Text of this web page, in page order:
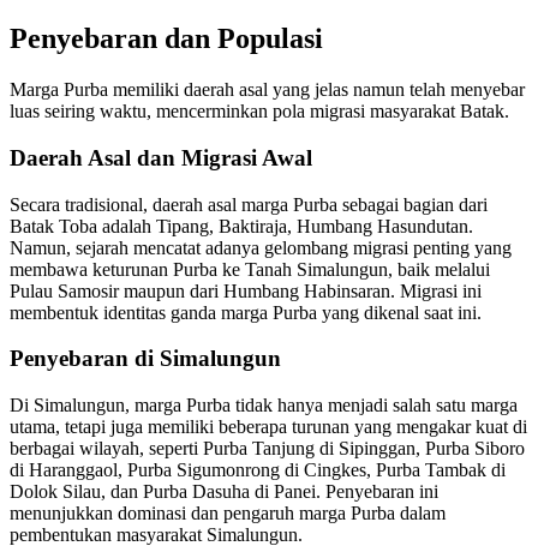
Penyebaran dan Populasi
Marga Purba memiliki daerah asal yang jelas namun telah menyebar
luas seiring waktu, mencerminkan pola migrasi masyarakat Batak.
Daerah Asal dan Migrasi Awal
Secara tradisional, daerah asal marga Purba sebagai bagian dari
Batak Toba adalah Tipang, Baktiraja, Humbang Hasundutan.
Namun, sejarah mencatat adanya gelombang migrasi penting yang
membawa keturunan Purba ke Tanah Simalungun, baik melalui
Pulau Samosir maupun dari Humbang Habinsaran. Migrasi ini
membentuk identitas ganda marga Purba yang dikenal saat ini.
Penyebaran di Simalungun
Di Simalungun, marga Purba tidak hanya menjadi salah satu marga
utama, tetapi juga memiliki beberapa turunan yang mengakar kuat di
berbagai wilayah, seperti Purba Tanjung di Sipinggan, Purba Siboro
di Haranggaol, Purba Sigumonrong di Cingkes, Purba Tambak di
Dolok Silau, dan Purba Dasuha di Panei. Penyebaran ini
menunjukkan dominasi dan pengaruh marga Purba dalam
pembentukan masyarakat Simalungun.